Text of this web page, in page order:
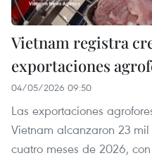
Vietnam registra
exportaciones
04/05/2026 09:50
Las exportaciones
Vietnam alcanzaron 23
cuatro meses de 2026,